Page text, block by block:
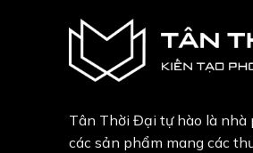
Tân Thời Đại tự hào là nhà
các sản phẩm mang các